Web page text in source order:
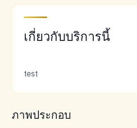
เกี่ยวกับบริการนี้
test
ภาพประกอบ